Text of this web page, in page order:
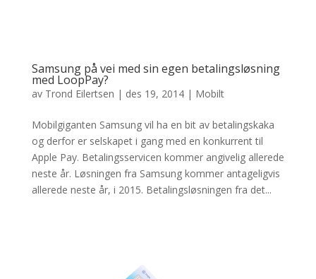
Samsung på vei med sin egen betalingsløsning
med LoopPay?
av Trond Eilertsen | des 19, 2014| Mobilt
Mobilgiganten Samsung vil ha en bit av betalingskaka
og derfor er selskapet i gang med en konkurrent til
Apple Pay. Betalingsservicen kommer angivelig allerede
neste år. Løsningen fra Samsung kommer antageligvis
allerede neste år, i 2015. Betalingsløsningen fra det...